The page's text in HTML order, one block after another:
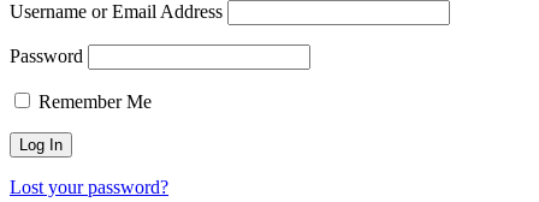
Username or Email Address
Password
Remember Me
Lost your password?